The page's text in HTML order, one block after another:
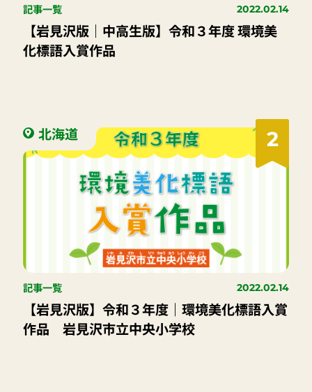
記事一覧 2022.02.14
【岩見沢版｜中高生版】令和３年度 環境美
化標語入賞作品
2
北海道
記事一覧 2022.02.14
【岩見沢版】令和３年度｜環境美化標語入賞
作品 岩見沢市立中央小学校